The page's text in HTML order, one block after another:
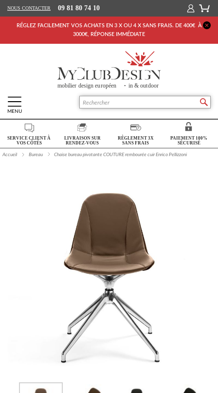
NOUS CONTACTER 09 81 80 74 10
RÉGLEZ FACILEMENT VOS ACHATS EN 3 X OU 4 X SANS FRAIS. DE 400€ À
3000€, RÉPONSE IMMÉDIATE
MENU
Retour Accueil
SALON
SERVICE CLIENT À
VOS CÔTÉS
LIVRAISON SUR
RENDEZ-VOUS
RÈGLEMENT 3X
SANS FRAIS
PAIEMENT 100%
SÉCURISÉ
Accueil Bureau Chaise bureau pivotante COUTURE rembourée cuir Enrico Pellizzoni